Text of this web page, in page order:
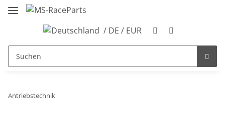
/ DE / EUR
Antriebstechnik